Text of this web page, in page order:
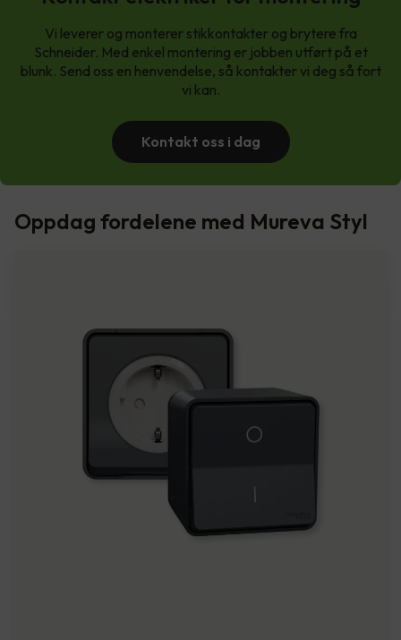
Vi leverer og monterer stikkontakter og brytere fra
Schneider. Med enkel montering er jobben utført på et
blunk. Send oss en henvendelse, så kontakter vi deg så fort
vi kan.
Kontakt oss i dag
Oppdag fordelene med Mureva Styl